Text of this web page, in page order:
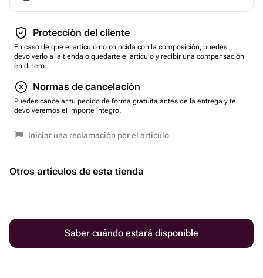
Protección del cliente
En caso de que el artículo no coincida con la composición, puedes
devolverlo a la tienda o quedarte el artículo y recibir una compensación
en dinero.
Normas de cancelación
Puedes cancelar tu pedido de forma gratuita antes de la entrega y te
devolveremos el importe íntegro.
Iniciar una reclamación por el artículo
Otros artículos de esta tienda
Saber cuándo estará disponible